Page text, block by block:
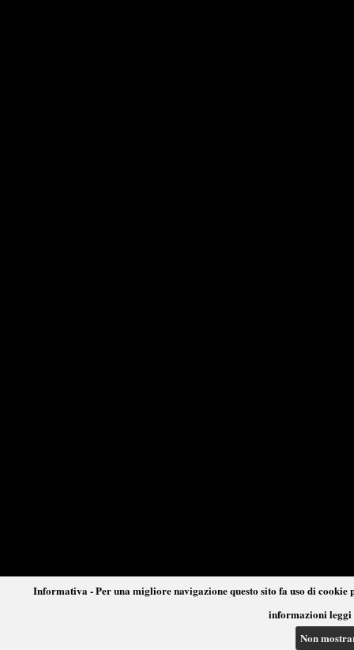
Informativa - Per una migliore navigazione questo sito fa uso di
informazioni leggi
Non